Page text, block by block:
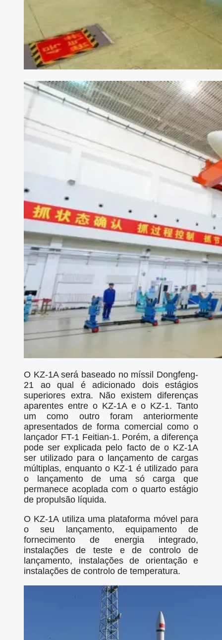
O KZ-1A será baseado no míssil Dongfeng-
21 ao qual é adicionado dois estágios
superiores extra. Não existem diferenças
aparentes entre o KZ-1A e o KZ-1. Tanto
um como outro foram anteriormente
apresentados de forma comercial como o
lançador FT-1 Feitian-1. Porém, a diferença
pode ser explicada pelo facto de o KZ-1A
ser utilizado para o lançamento de cargas
múltiplas, enquanto o KZ-1 é utilizado para
o lançamento de uma só carga que
permanece acoplada com o quarto estágio
de propulsão líquida.
O KZ-1A utiliza uma plataforma móvel para
o seu lançamento, equipamento de
fornecimento de energia integrado,
instalações de teste e de controlo de
lançamento, instalações de orientação e
instalações de controlo de temperatura.